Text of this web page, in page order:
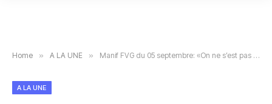
Home » A LA UNE » Manif FVG du 05 septembre: «On ne s’est pas inscrit dans cette logique pour le moment » (Union Sacrée)
A LA UNE